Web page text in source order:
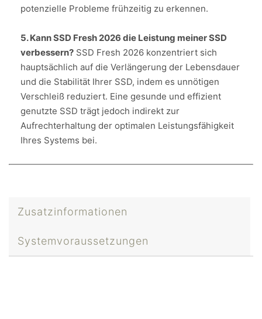
potenzielle Probleme frühzeitig zu erkennen.
5. Kann SSD Fresh 2026 die Leistung meiner SSD
verbessern? SSD Fresh 2026 konzentriert sich
hauptsächlich auf die Verlängerung der Lebensdauer
und die Stabilität Ihrer SSD, indem es unnötigen
Verschleiß reduziert. Eine gesunde und effizient
genutzte SSD trägt jedoch indirekt zur
Aufrechterhaltung der optimalen Leistungsfähigkeit
Ihres Systems bei.
Zusatzinformationen
Systemvoraussetzungen